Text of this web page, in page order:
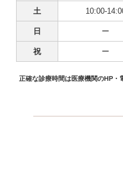
土 10:00-
日 ー
祝 ー
正確な診療時間は医療機関のHP・